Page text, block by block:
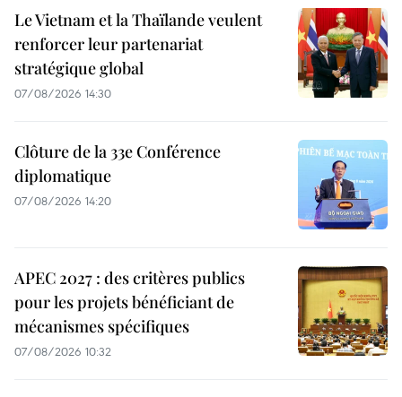
Le Vietnam et la Thaïlande veulent
renforcer leur partenariat
stratégique global
07/08/2026 14:30
Clôture de la 33e Conférence
diplomatique
07/08/2026 14:20
APEC 2027 : des critères publics
pour les projets bénéficiant de
mécanismes spécifiques
07/08/2026 10:32